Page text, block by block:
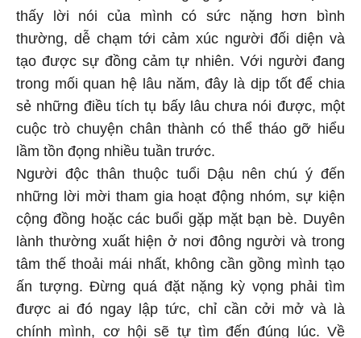
thấy lời nói của mình có sức nặng hơn bình
thường, dễ chạm tới cảm xúc người đối diện và
tạo được sự đồng cảm tự nhiên. Với người đang
trong mối quan hệ lâu năm, đây là dịp tốt để chia
sẻ những điều tích tụ bấy lâu chưa nói được, một
cuộc trò chuyện chân thành có thể tháo gỡ hiểu
lầm tồn đọng nhiều tuần trước.
Người độc thân thuộc tuổi Dậu nên chú ý đến
những lời mời tham gia hoạt động nhóm, sự kiện
cộng đồng hoặc các buổi gặp mặt bạn bè. Duyên
lành thường xuất hiện ở nơi đông người và trong
tâm thế thoải mái nhất, không cần gồng mình tạo
ấn tượng. Đừng quá đặt nặng kỳ vọng phải tìm
được ai đó ngay lập tức, chỉ cần cởi mở và là
chính mình, cơ hội sẽ tự tìm đến đúng lúc. Về